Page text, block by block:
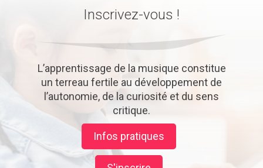
Inscrivez-vous !
L’apprentissage de la musique constitue
un terreau fertile au développement de
l’autonomie, de la curiosité et du sens
critique.
Infos pratiques